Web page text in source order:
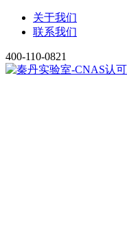
关于我们
联系我们
400-110-0821